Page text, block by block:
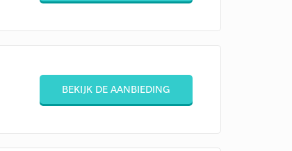
BEKIJK DE AANBIEDING